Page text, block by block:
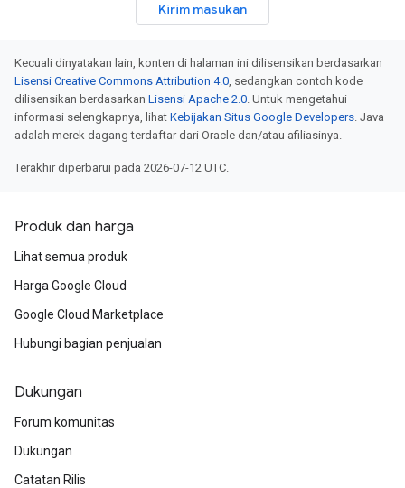
Kirim masukan
Kecuali dinyatakan lain, konten di halaman ini dilisensikan berdasarkan
Lisensi Creative Commons Attribution 4.0, sedangkan contoh kode
dilisensikan berdasarkan Lisensi Apache 2.0. Untuk mengetahui
informasi selengkapnya, lihat Kebijakan Situs Google Developers. Java
adalah merek dagang terdaftar dari Oracle dan/atau afiliasinya.
Terakhir diperbarui pada 2026-07-12 UTC.
Produk dan harga
Lihat semua produk
Harga Google Cloud
Google Cloud Marketplace
Hubungi bagian penjualan
Dukungan
Forum komunitas
Dukungan
Catatan Rilis